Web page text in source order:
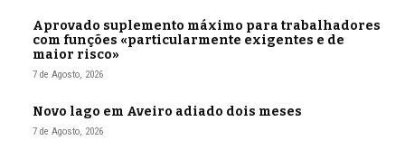
Aprovado suplemento máximo para trabalhadores
com funções «particularmente exigentes e de
maior risco»
7 de Agosto, 2026
Novo lago em Aveiro adiado dois meses
7 de Agosto, 2026